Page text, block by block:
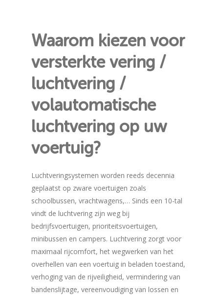
Waarom kiezen voor
versterkte vering /
luchtvering /
volautomatische
luchtvering op uw
voertuig?
Luchtveringsystemen worden reeds decennia
geplaatst op zware voertuigen zoals
schoolbussen, vrachtwagens,… Sinds een 10-tal
vindt de luchtvering zijn weg bij
bedrijfsvoertuigen, prioriteitsvoertuigen,
minibussen en campers. Luchtvering zorgt voor
maximaal rijcomfort, het wegwerken van het
overhellen van een voertuig in beladen toestand,
verhoging van de rijveiligheid, vermindering van
bandenslijtage, vereenvoudiging van lossen en